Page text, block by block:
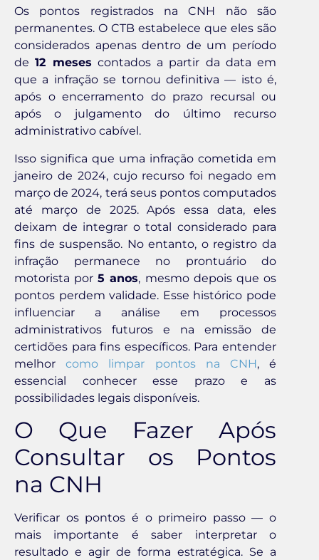
Os pontos registrados na CNH não são
permanentes. O CTB estabelece que eles são
considerados apenas dentro de um período
de12 meses contados a partir da data em
que a infração se tornou definitiva — isto é,
após o encerramento do prazo recursal ou
após o julgamento do último recurso
administrativo cabível.
Isso significa que uma infração cometida em
janeiro de 2024, cujo recurso foi negado em
março de 2024, terá seus pontos computados
até março de 2025. Após essa data, eles
deixam de integrar o total considerado para
fins de suspensão. No entanto, o registro da
infração permanece no prontuário do
motorista por5 anos, mesmo depois que os
pontos perdem validade. Esse histórico pode
influenciar a análise em processos
administrativos futuros e na emissão de
certidões para fins específicos. Para entender
melhorcomo limpar pontos na CNH, é
essencial conhecer esse prazo e as
possibilidades legais disponíveis.
O Que Fazer Após
Consultar os Pontos
na CNH
Verificar os pontos é o primeiro passo — o
mais importante é saber interpretar o
resultado e agir de forma estratégica. Se a